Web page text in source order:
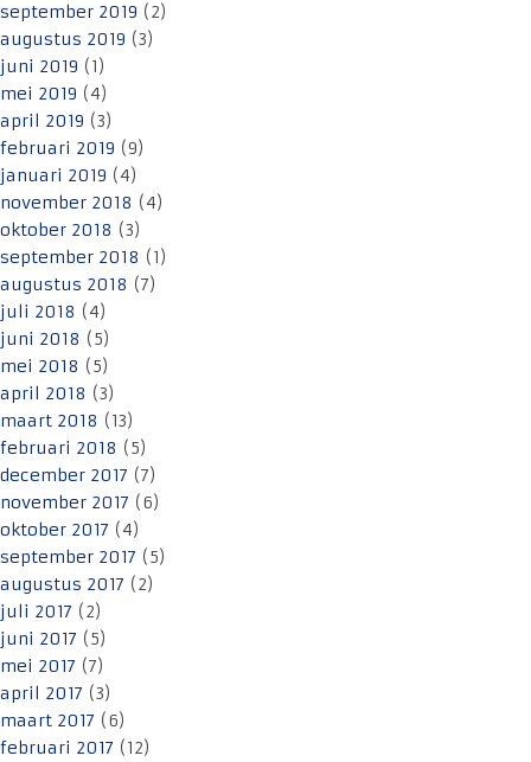
september 2019 (2)
augustus 2019 (3)
juni 2019 (1)
mei 2019 (4)
april 2019 (3)
februari 2019 (9)
januari 2019 (4)
november 2018 (4)
oktober 2018 (3)
september 2018 (1)
augustus 2018 (7)
juli 2018 (4)
juni 2018 (5)
mei 2018 (5)
april 2018 (3)
maart 2018 (13)
februari 2018 (5)
december 2017 (7)
november 2017 (6)
oktober 2017 (4)
september 2017 (5)
augustus 2017 (2)
juli 2017 (2)
juni 2017 (5)
mei 2017 (7)
april 2017 (3)
maart 2017 (6)
februari 2017 (12)